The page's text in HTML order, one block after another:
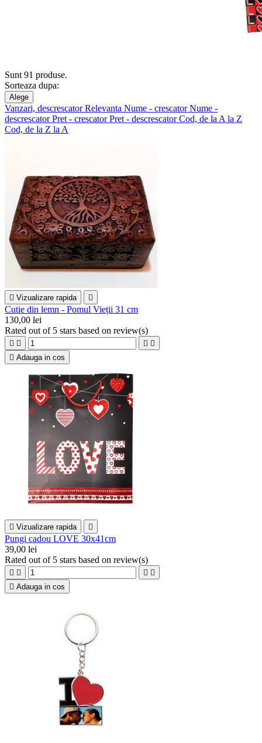
Sunt 91 produse.
Sorteaza dupa:
Alege
Vanzari, descrescatorRelevanta Nume - crescatorNume -
descrescatorPret - crescatorPret - descrescatorCod, de la A la Z
Cod, de la Z la A
 Vizualizare rapida 
Cutie din lemn - Pomul Vieții 31 cm
130,00 lei
Rated out of 5 stars based on review(s)
   
 Adauga in cos
 Vizualizare rapida 
Pungi cadou LOVE 30x41cm
39,00 lei
Rated out of 5 stars based on review(s)
   
 Adauga in cos